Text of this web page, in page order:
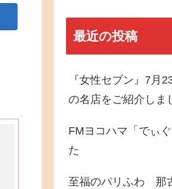
最近の投稿
『女性セブン』7月
の名店をご紹介しま
FMヨコハマ「でぃ
た
至福のパリふわ 那